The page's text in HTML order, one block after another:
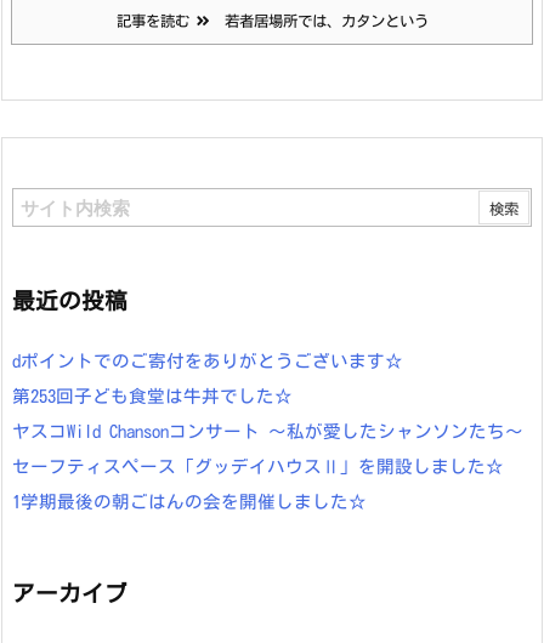
記事を読む 若者居場所では、カタンという
最近の投稿
dポイントでのご寄付をありがとうございます☆
第253回子ども食堂は牛丼でした☆
ヤスコWild Chansonコンサート ～私が愛したシャンソンたち～
セーフティスペース「グッデイハウスⅡ」を開設しました☆
1学期最後の朝ごはんの会を開催しました☆
アーカイブ